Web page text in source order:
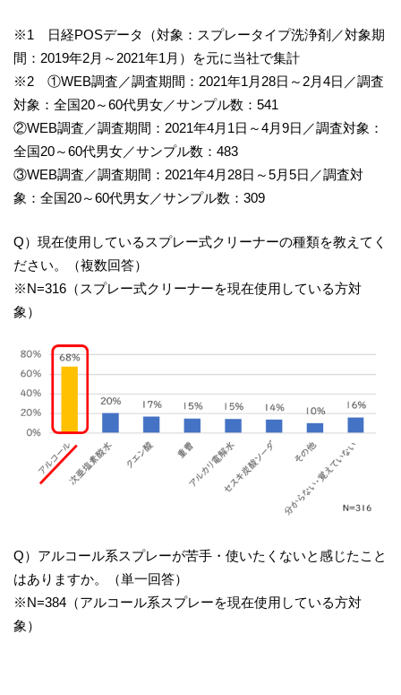
※1 日経POSデータ（対象：スプレータイプ洗浄剤／対象期
間：2019年2月～2021年1月）を元に当社で集計
※2 ①WEB調査／調査期間：2021年1月28日～2月4日／調査
対象：全国20～60代男女／サンプル数：541
②WEB調査／調査期間：2021年4月1日～4月9日／調査対象：
全国20～60代男女／サンプル数：483
③WEB調査／調査期間：2021年4月28日～5月5日／調査対
象：全国20～60代男女／サンプル数：309
Q）現在使用しているスプレー式クリーナーの種類を教えてく
ださい。（複数回答）
※N=316（スプレー式クリーナーを現在使用している方対
象）
Q）アルコール系スプレーが苦手・使いたくないと感じたこと
はありますか。（単一回答）
※N=384（アルコール系スプレーを現在使用している方対
象）